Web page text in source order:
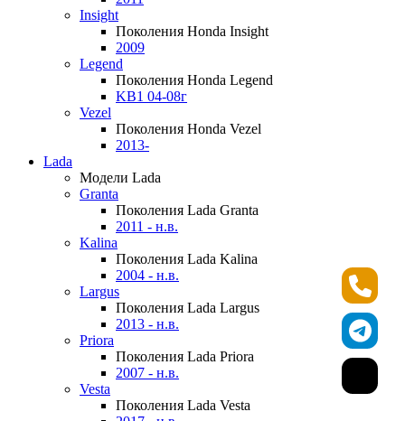
Insight
Поколения Honda Insight
2009
Legend
Поколения Honda Legend
KB1 04-08г
Vezel
Поколения Honda Vezel
2013-
Lada
Модели Lada
Granta
Поколения Lada Granta
2011 - н.в.
Kalina
Поколения Lada Kalina
2004 - н.в.
Largus
Поколения Lada Largus
2013 - н.в.
Priora
Поколения Lada Priora
2007 - н.в.
Vesta
Поколения Lada Vesta